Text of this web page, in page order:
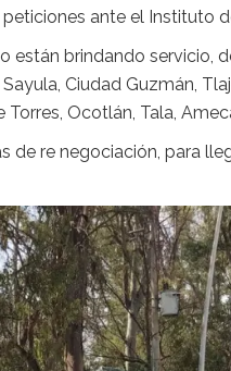
ante el Instituto
están brindando servicio,
Ciudad Guzmán,
Ocotlán, Tala,
de re negociación, para